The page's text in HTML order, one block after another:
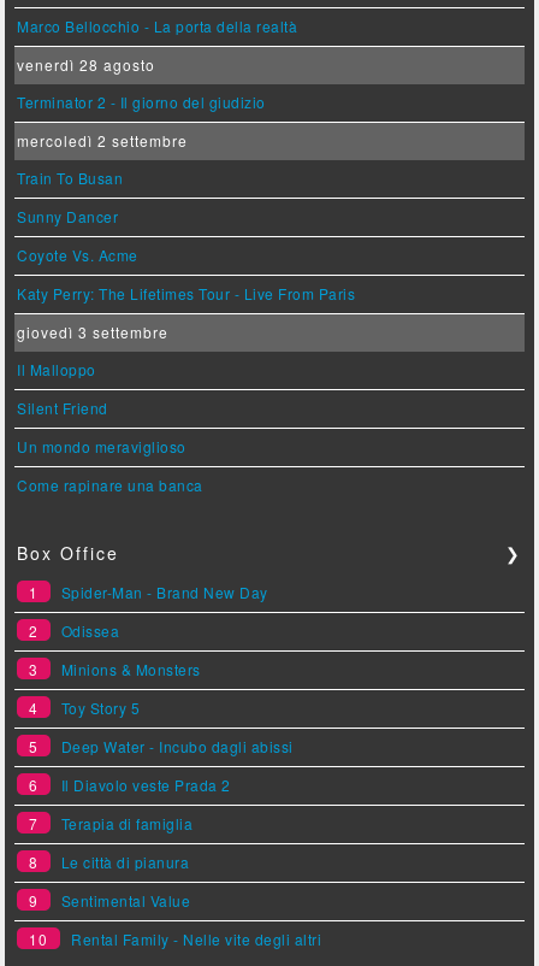
Marco Bellocchio - La porta della realtà
venerdì 28 agosto
Terminator 2 - Il giorno del giudizio
mercoledì 2 settembre
Train To Busan
Sunny Dancer
Coyote Vs. Acme
Katy Perry: The Lifetimes Tour - Live From Paris
giovedì 3 settembre
Il Malloppo
Silent Friend
Un mondo meraviglioso
Come rapinare una banca
Box Office ❯
1
Spider-Man - Brand New Day
2
Odissea
3
Minions & Monsters
4
Toy Story 5
5
Deep Water - Incubo dagli abissi
6
Il Diavolo veste Prada 2
7
Terapia di famiglia
8
Le città di pianura
9
Sentimental Value
10
Rental Family - Nelle vite degli altri